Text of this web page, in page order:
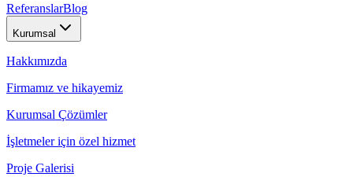
ReferanslarBlog
Kurumsal
Hakkımızda
Firmamız ve hikayemiz
Kurumsal Çözümler
İşletmeler için özel hizmet
Proje Galerisi